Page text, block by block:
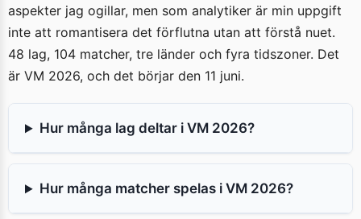
aspekter jag ogillar, men som analytiker är min uppgift
inte att romantisera det förflutna utan att förstå nuet.
48 lag, 104 matcher, tre länder och fyra tidszoner. Det
är VM 2026, och det börjar den 11 juni.
Hur många lag deltar i VM 2026?
Hur många matcher spelas i VM 2026?